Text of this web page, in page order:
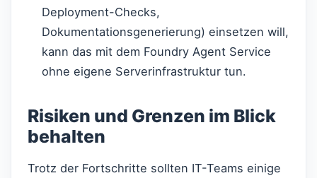
Deployment-Checks,
Dokumentationsgenerierung) einsetzen will,
kann das mit dem Foundry Agent Service
ohne eigene Serverinfrastruktur tun.
Risiken und Grenzen im Blick
behalten
Trotz der Fortschritte sollten IT-Teams einige